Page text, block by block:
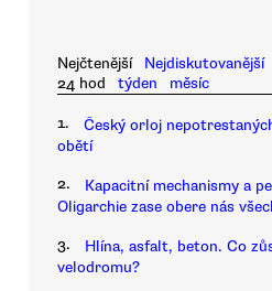
Nejčtenější
Nejdiskutovanější
24 hod
týden měsíc
1.
Český orloj
obětí
2.
Kapacitní mechanismy a
Oligarchie zase obere nás
3.
Hlína, asfalt, beton. Co
velodromu?